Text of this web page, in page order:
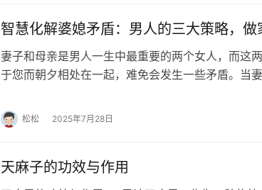
智慧化解婆媳矛盾：男人的三大策略，
妻子和母亲是男人一生中最重要的两个女人，而这
于您而朝夕相处在一起，难免会发生一些矛盾。当
松松 2025年7月28日
天麻子的功效与作用